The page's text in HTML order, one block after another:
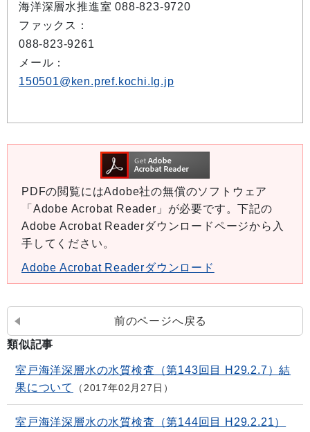
海洋深層水推進室 088-823-9720
ファックス：
088-823-9261
メール：
150501@ken.pref.kochi.lg.jp
PDFの閲覧にはAdobe社の無償のソフトウェア
「Adobe Acrobat Reader」が必要です。下記の
Adobe Acrobat Readerダウンロードページから入
手してください。
Adobe Acrobat Readerダウンロード
前のページへ戻る
類似記事
室戸海洋深層水の水質検査（第143回目 H29.2.7）結
果について
2017年02月27日
室戸海洋深層水の水質検査（第144回目 H29.2.21）